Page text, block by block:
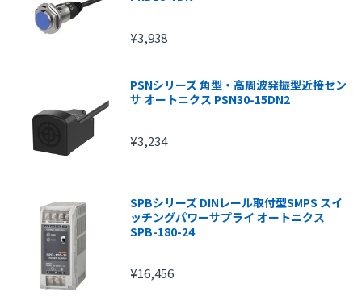
¥3,938
PSNシリーズ 角型・高周波発振型近接セン
サ オートニクス PSN30-15DN2
¥3,234
SPBシリーズ DINレール取付型SMPS スイ
ッチングパワーサプライ オートニクス
SPB-180-24
¥16,456